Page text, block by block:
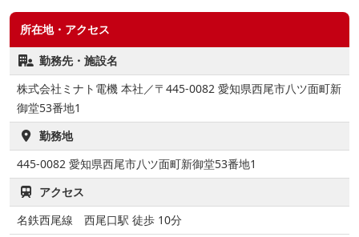
所在地・アクセス
勤務先・施設名
株式会社ミナト電機 本社／〒445-0082 愛知県西尾市八ツ面町新
御堂53番地1
勤務地
445-0082 愛知県西尾市八ツ面町新御堂53番地1
アクセス
名鉄西尾線 西尾口駅 徒歩 10分